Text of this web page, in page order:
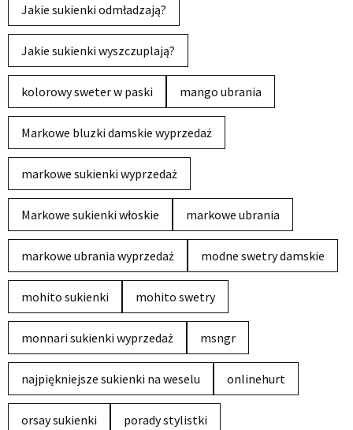
Jakie sukienki odmładzają?
Jakie sukienki wyszczuplają?
kolorowy sweter w paski mango ubrania
Markowe bluzki damskie wyprzedaż
markowe sukienki wyprzedaż
Markowe sukienki włoskie markowe ubrania
markowe ubrania wyprzedaż modne swetry damskie
mohito sukienki mohito swetry
monnari sukienki wyprzedaż msngr
najpiękniejsze sukienki na weselu onlinehurt
orsay sukienki porady stylistki